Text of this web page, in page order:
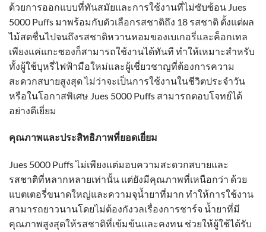
ด้วยการออกแบบที่ทันสมัยและการใช้งานที่ไม่ซับซ้อน Jues
5000 Puffs มาพร้อมกับตัวเลือกรสชาติถึง 18 รสชาติ ตั้งแต่ผล
ไม้สดชื่นไปจนถึงรสชาติหวานหอมของเบเกอรี่และค็อกเทล
เพียงแค่แกะซองก็สามารถใช้งานได้ทันที ทำให้เหมาะสำหรับ
ทั้งผู้ใช้บุหรี่ไฟฟ้ามือใหม่และผู้เชี่ยวชาญที่ต้องการความ
สะดวกสบายสูงสุด ไม่ว่าจะเป็นการใช้งานในชีวิตประจำวัน
หรือในโอกาสพิเศษ Jues 5000 Puffs สามารถตอบโจทย์ได้
อย่างดีเยี่ยม
คุณภาพและประสิทธิภาพที่ยอดเยี่ยม
Jues 5000 Puffs ไม่เพียงแต่มอบความสะดวกสบายและ
รสชาติที่หลากหลายเท่านั้น แต่ยังมีคุณภาพที่เหนือกว่า ด้วย
แบตเตอรี่ขนาดใหญ่และความจุน้ำยาที่มาก ทำให้การใช้งาน
สามารถยาวนานโดยไม่ต้องกังวลเรื่องการชาร์จ น้ำยาที่มี
คุณภาพสูงสุดให้รสชาติที่เข้มข้นและคงทน ช่วยให้ผู้ใช้ได้รับ